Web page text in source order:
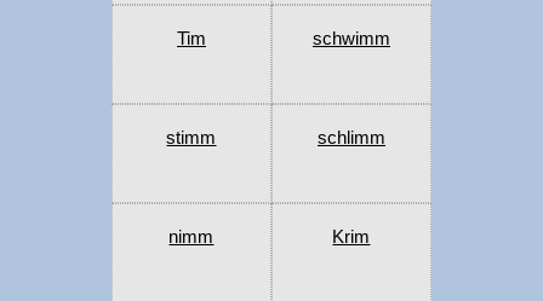
Tim schwimm
stimm schlimm
nimm Krim